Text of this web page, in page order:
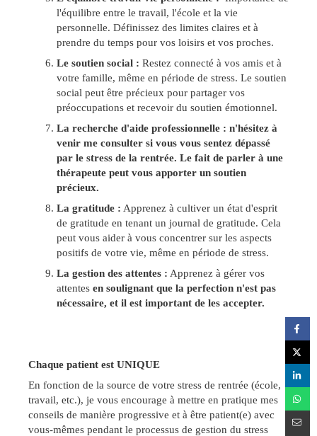
l'équilibre entre le travail, l'école et la vie
personnelle. Définissez des limites claires et à
prendre du temps pour vos loisirs et vos proches.
Le soutien social : Restez connecté à vos amis et à
votre famille, même en période de stress. Le soutien
social peut être précieux pour partager vos
préoccupations et recevoir du soutien émotionnel.
La recherche d'aide professionnelle : n'hésitez à
venir me consulter si vous vous sentez dépassé
par le stress de la rentrée. Le fait de parler à une
thérapeute peut vous apporter un soutien
précieux.
La gratitude : Apprenez à cultiver un état d'esprit
de gratitude en tenant un journal de gratitude. Cela
peut vous aider à vous concentrer sur les aspects
positifs de votre vie, même en période de stress.
La gestion des attentes : Apprenez à gérer vos
attentes en soulignant que la perfection n'est pas
nécessaire, et il est important de les accepter.
Chaque patient est UNIQUE
En fonction de la source de votre stress de rentrée (école,
travail, etc.), je vous encourage à mettre en pratique mes
conseils de manière progressive et à être patient(e) avec
vous-mêmes pendant le processus de gestion du stress